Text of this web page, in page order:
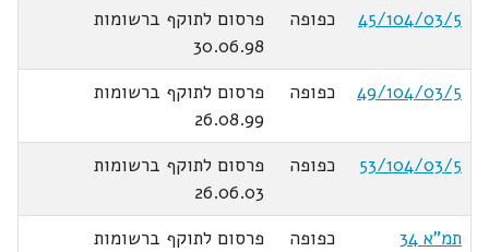
45/104/03/5
כפופה
פרסום לתוקף ברשומות
30.06.98
49/104/03/5
כפופה
פרסום לתוקף ברשומות
26.08.99
53/104/03/5
כפופה
פרסום לתוקף ברשומות
26.06.03
תמ"א 34
כפופה
פרסום לתוקף ברשומות